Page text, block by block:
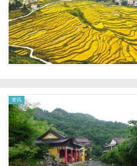
资讯